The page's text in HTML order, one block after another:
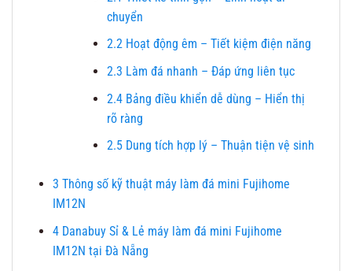
chuyển
2.2Hoạt động êm – Tiết kiệm điện năng
2.3 Làm đá nhanh – Đáp ứng liên tục
2.4Bảng điều khiển dễ dùng – Hiển thị
rõ ràng
2.5Dung tích hợp lý – Thuận tiện vệ sinh
3 Thông số kỹ thuật máy làm đá mini Fujihome
IM12N
4Danabuy Sỉ & Lẻ máy làm đá mini Fujihome
IM12N tại Đà Nẵng